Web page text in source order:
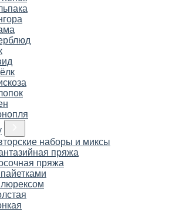
наборы и миксы
пряжа
пряжа